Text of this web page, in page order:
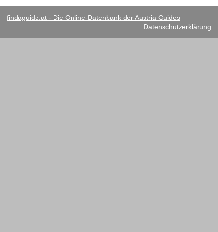
findaguide.at - Die Online-Datenbank der Austria Guides
Datenschutzerklärung